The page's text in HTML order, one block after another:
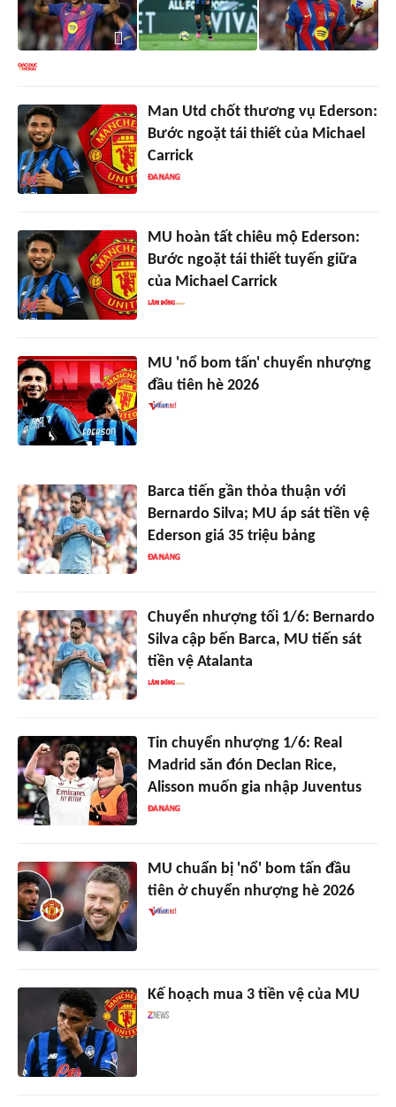
Man Utd chốt thương vụ Ederson:
Bước ngoặt tái thiết của Michael
Carrick
MU hoàn tất chiêu mộ Ederson:
Bước ngoặt tái thiết tuyến giữa
của Michael Carrick
MU 'nổ bom tấn' chuyển nhượng
đầu tiên hè 2026
Barca tiến gần thỏa thuận với
Bernardo Silva; MU áp sát tiền vệ
Ederson giá 35 triệu bảng
Chuyển nhượng tối 1/6: Bernardo
Silva cập bến Barca, MU tiến sát
tiền vệ Atalanta
Tin chuyển nhượng 1/6: Real
Madrid săn đón Declan Rice,
Alisson muốn gia nhập Juventus
MU chuẩn bị 'nổ' bom tấn đầu
tiên ở chuyển nhượng hè 2026
Kế hoạch mua 3 tiền vệ của MU